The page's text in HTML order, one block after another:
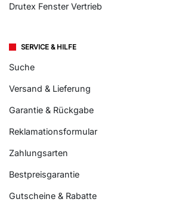
Drutex Fenster Vertrieb
SERVICE & HILFE
Suche
Versand & Lieferung
Garantie & Rückgabe
Reklamationsformular
Zahlungsarten
Bestpreisgarantie
Gutscheine & Rabatte